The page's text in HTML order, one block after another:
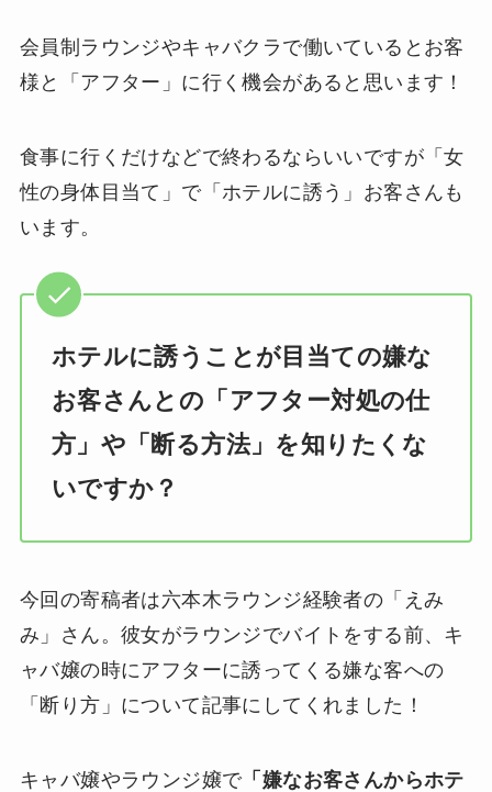
会員制ラウンジやキャバクラで働いているとお客
様と「アフター」に行く機会があると思います！
食事に行くだけなどで終わるならいいですが「女
性の身体目当て」で「ホテルに誘う」お客さんも
います。
ホテルに誘うことが目当ての嫌な
お客さんとの「アフター対処の仕
方」や「断る方法」を知りたくな
いですか？
今回の寄稿者は六本木ラウンジ経験者の「えみ
み」さん。彼女がラウンジでバイトをする前、キ
ャバ嬢の時にアフターに誘ってくる嫌な客への
「断り方」について記事にしてくれました！
キャバ嬢やラウンジ嬢で「嫌なお客さんからホテ